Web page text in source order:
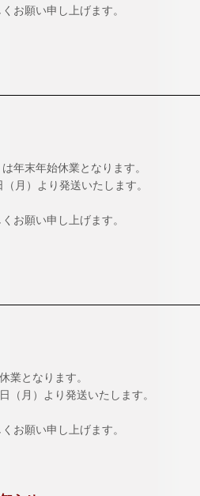
お願い申し上げます。
年末年始休業となります。
月）より発送いたします。
お願い申し上げます。
業となります。
（月）より発送いたします。
お願い申し上げます。